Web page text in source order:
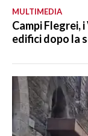
MULTIMEDIA
Campi Flegrei,
edifici dopo la